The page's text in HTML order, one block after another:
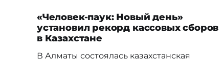
«Человек-паук: Новый день»
установил рекорд кассовых сборов
в Казахстане
В Алматы состоялась казахстанская